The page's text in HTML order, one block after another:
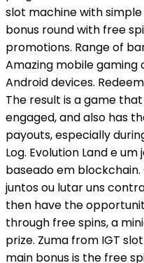
slot machine with
bonus round with free
promotions. Range of
Amazing mobile gaming
Android devices.
The result is a game
engaged, and also has
payouts, especially
Log. Evolution Land e
baseado em
juntos ou lutar uns
then have the
through free spins, a
prize. Zuma from IGT
main bonus is the free